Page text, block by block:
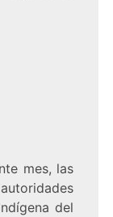
mes, las
del